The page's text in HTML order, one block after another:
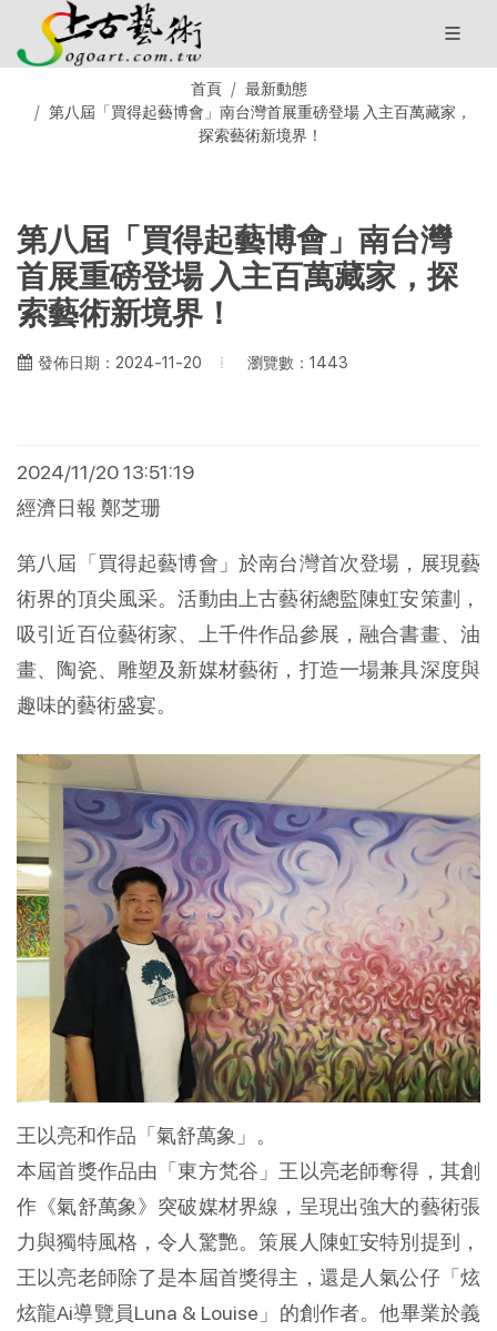
首頁
最新動態
第八屆「買得起藝博會」南台灣首展重磅登場 入主百萬藏家，
探索藝術新境界！
第八屆「買得起藝博會」南台灣
首展重磅登場 入主百萬藏家，探
索藝術新境界！
發佈日期：2024-11-20 瀏覽數：1443
2024/11/20 13:51:19
經濟日報 鄭芝珊
第八屆「買得起藝博會」於南台灣首次登場，展現藝
術界的頂尖風采。活動由上古藝術總監陳虹安策劃，
吸引近百位藝術家、上千件作品參展，融合書畫、油
畫、陶瓷、雕塑及新媒材藝術，打造一場兼具深度與
趣味的藝術盛宴。
王以亮和作品「氣舒萬象」。
本屆首獎作品由「東方梵谷」王以亮老師奪得，其創
作《氣舒萬象》突破媒材界線，呈現出強大的藝術張
力與獨特風格，令人驚艷。策展人陳虹安特別提到，
王以亮老師除了是本屆首獎得主，還是人氣公仔「炫
炫龍Ai導覽員Luna & Louise」的創作者。他畢業於義